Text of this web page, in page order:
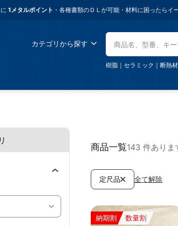
ポイント・各種書類のＤＬが可能・材料に困ったらイーメタル
カテゴリから探す
樹脂 ｜ セラミック ｜ 断熱材
商品一覧143 件ありま
定尺品 全て解除
納期割 数量割